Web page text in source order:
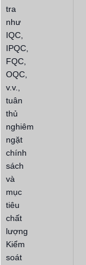
tra
như
IQC,
IPQC,
FQC,
OQC,
v.v.,
tuân
thủ
nghiêm
ngặt
chính
sách
và
mục
tiêu
chất
lượng
Kiểm
soát